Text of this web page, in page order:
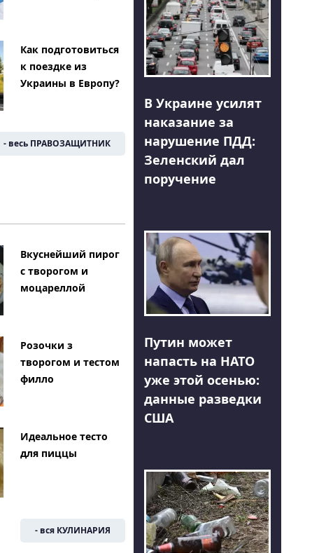
Как подготовиться
к поездке из
Украины в Европу?
- весь ПРАВОЗАЩИТНИК
Вкуснейший пирог
с творогом и
моцареллой
Розочки з
творогом и тестом
филло
Идеальное тесто
для пиццы
- вся КУЛИНАРИЯ
В Украине усилят
наказание за
нарушение ПДД:
Зеленский дал
поручение
Путин может
напасть на НАТО
уже этой осенью:
данные разведки
США